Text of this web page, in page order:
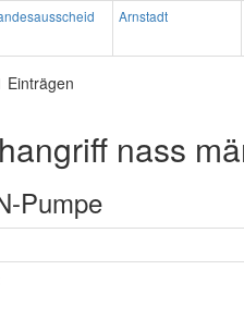
Arnstadt
Einträgen
nass
Pumpe